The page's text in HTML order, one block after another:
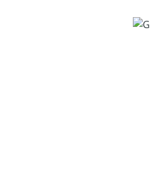
Bildergalerie überspringen